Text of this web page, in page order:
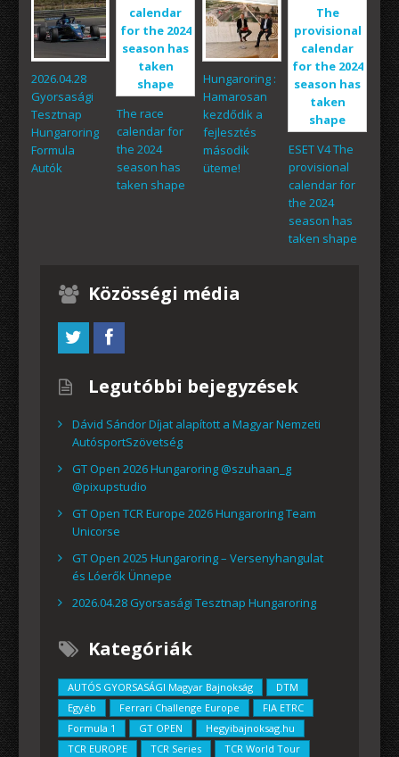
2026.04.28
Gyorsasági
Tesztnap
Hungaroring
Formula
Autók
The race
calendar for
the 2024
season has
taken shape
Hungaroring :
Hamarosan
kezdődik a
fejlesztés
második
üteme!
ESET V4 The
provisional
calendar for
the 2024
season has
taken shape
Közösségi média
Legutóbbi bejegyzések
Dávid Sándor Díjat alapított a Magyar Nemzeti
AutósportSzövetség
GT Open 2026 Hungaroring @szuhaan_g
@pixupstudio
GT Open TCR Europe 2026 Hungaroring Team
Unicorse
GT Open 2025 Hungaroring – Versenyhangulat
és Lóerők Ünnepe
2026.04.28 Gyorsasági Tesztnap Hungaroring
Kategóriák
AUTÓS GYORSASÁGI Magyar Bajnokság
DTM
Egyéb
Ferrari Challenge Europe
FIA ETRC
Formula 1
GT OPEN
Hegyibajnoksag.hu
TCR EUROPE
TCR Series TCR World Tour